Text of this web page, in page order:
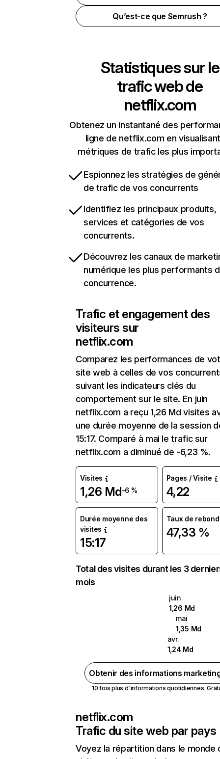
Qu’est-ce que Semrush ?
Statistiques sur le
trafic web de
netflix.com
Obtenez un instantané des
ligne de netflix.com en
métriques de trafic les plus
Espionnez les stratégies de
de trafic de vos concurrents
Identifiez les principaux produits,
services et catégories de vos
concurrents.
Découvrez les canaux de
numérique les plus performants
concurrence.
Trafic et engagement des
visiteurs sur
netflix.com
Comparez les performances de
site web à celles de vos
suivant les indicateurs clés du
comportement sur le site. En juin
netflix.com a reçu 1,26 Md visites
une durée moyenne de la session
15:17. Comparé à mai le trafic sur
netflix.com a diminué de -6,23 %.
Visites
1,26 Md-6 %
Pages / Visite
4,22
Durée moyenne des
visites
15:17
Taux de rebond
47,33 %
Total des visites durant les 3
mois
juin
1,26 Md
mai
1,35 Md
avr.
1,24 Md
Obtenir des informations
10 fois plus d'informations quotidiennes.
netflix.com
Trafic du site web par pays
Voyez la répartition dans le monde